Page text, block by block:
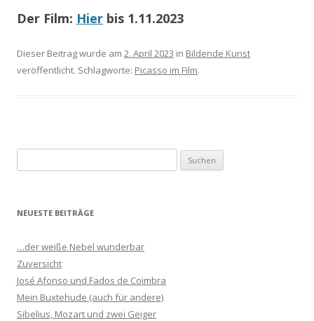
Der Film: Hier bis 1.11.2023
Dieser Beitrag wurde am 2. April 2023 in Bildende Kunst
veröffentlicht. Schlagworte: Picasso im Film.
u
h
n
a
c
h
NEUESTE BEITRÄGE
…der weiße Nebel wunderbar
Zuversicht
José Afonso und Fados de Coimbra
Mein Buxtehude (auch für andere)
Sibelius, Mozart und zwei Geiger